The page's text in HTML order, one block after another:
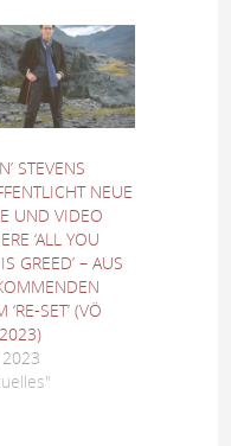
STEVENS
NEUE
UND VIDEO
‘ALL YOU
GREED’ – AUS
‘RE-SET’ (VÖ
2023